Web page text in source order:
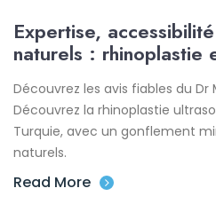
Expertise,
naturels : rhinoplastie
Découvrez les avis fiables du
Découvrez la rhinoplastie
Turquie, avec un gonflement
naturels.
Read More